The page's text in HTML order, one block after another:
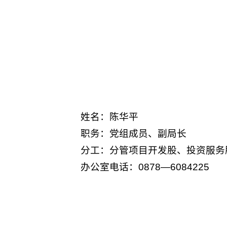
姓名：陈华平
职务：党组成员、副局长
分工：分管项目开发股、投资服
办公室电话：0878—6084225